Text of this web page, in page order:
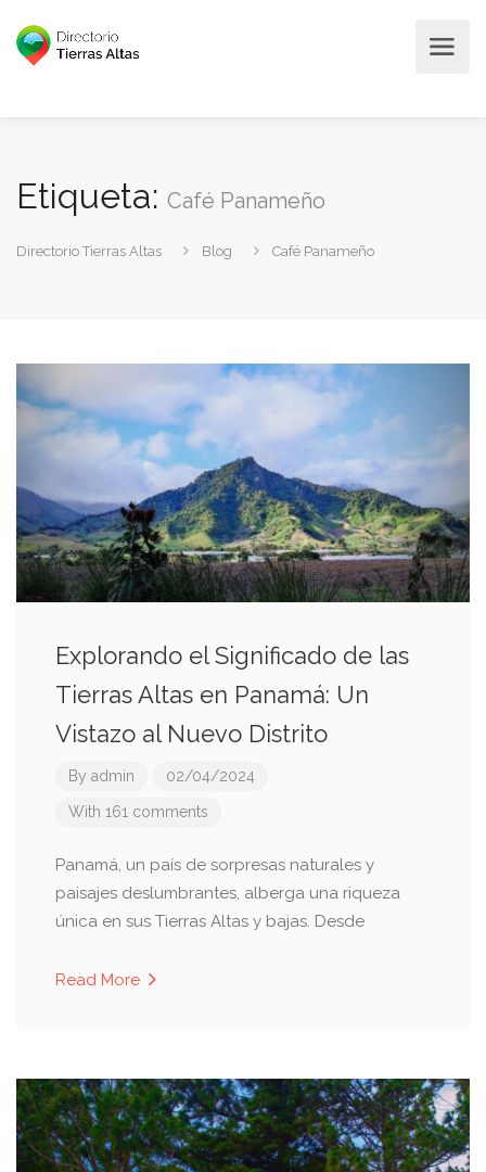
Etiqueta: Café Panameño
Directorio Tierras Altas Blog Café Panameño
Explorando el Significado de las
Tierras Altas en Panamá: Un
Vistazo al Nuevo Distrito
By admin 02/04/2024
With 161 comments
Panamá, un país de sorpresas naturales y
paisajes deslumbrantes, alberga una riqueza
única en sus Tierras Altas y bajas. Desde
Read More